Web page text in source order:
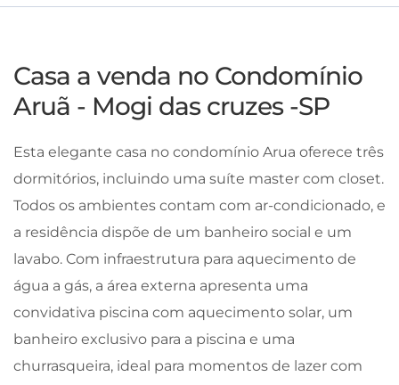
Casa a venda no Condomínio
Aruã - Mogi das cruzes -SP
Esta elegante casa no condomínio Arua oferece três
dormitórios, incluindo uma suíte master com closet.
Todos os ambientes contam com ar-condicionado, e
a residência dispõe de um banheiro social e um
lavabo. Com infraestrutura para aquecimento de
água a gás, a área externa apresenta uma
convidativa piscina com aquecimento solar, um
banheiro exclusivo para a piscina e uma
churrasqueira, ideal para momentos de lazer com